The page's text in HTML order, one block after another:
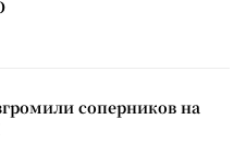
соперников на